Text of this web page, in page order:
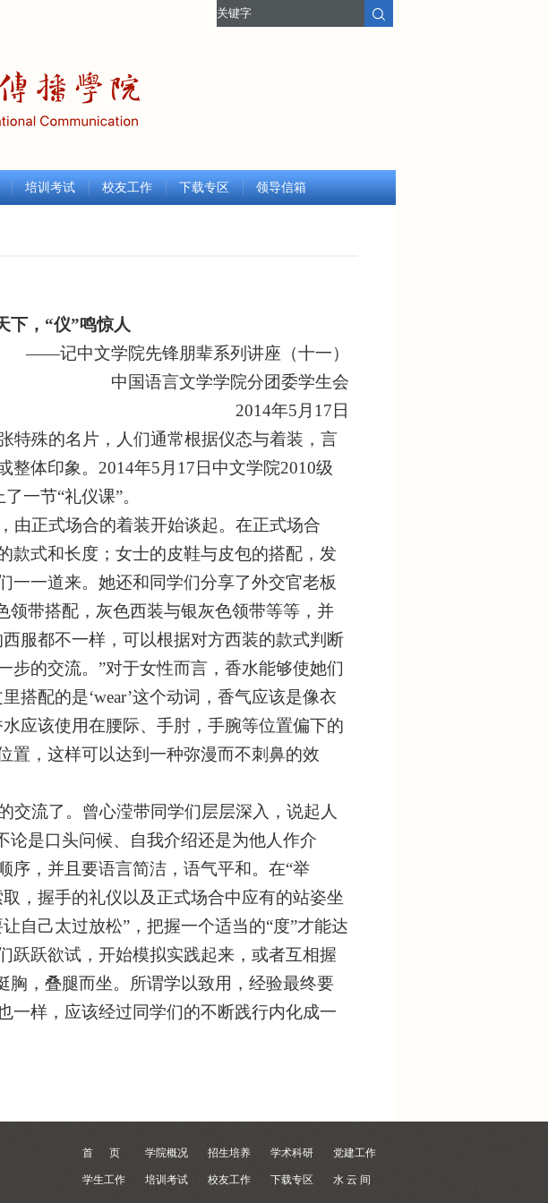
培训考试 校友工作 下载专区 领导信箱
下，“仪”鸣惊人
——记中文学院先锋朋辈系列讲座（十一）
中国语言文学学院分团委学生会
2014年5月17日
殊的名片，人们通常根据仪态与着装，言
整体印象。2014年5月17日中文学院2010级
一节“礼仪课”。
正式场合的着装开始谈起。在正式场合
款式和长度；女士的皮鞋与皮包的搭配，发
一一道来。她还和同学们分享了外交官老板
领带搭配，灰色西装与银灰色领带等等，并
服都不一样，可以根据对方西装的款式判断
步的交流。”对于女性而言，香水能够使她们
搭配的是‘wear’这个动词，香气应该是像衣
水应该使用在腰际、手肘，手腕等位置偏下的
置，这样可以达到一种弥漫而不刺鼻的效
流了。曾心滢带同学们层层深入，说起人
论是口头问候、自我介绍还是为他人作介
序，并且要语言简洁，语气平和。在“举
，握手的礼仪以及正式场合中应有的站姿坐
自己太过放松”，把握一个适当的“度”才能达
跃跃欲试，开始模拟实践起来，或者互相握
胸，叠腿而坐。所谓学以致用，经验最终要
一样，应该经过同学们的不断践行内化成一
首 页 学院概况 招生培养 学术科研 党建工作
学生工作 培训考试 校友工作 下载专区 水 云 间